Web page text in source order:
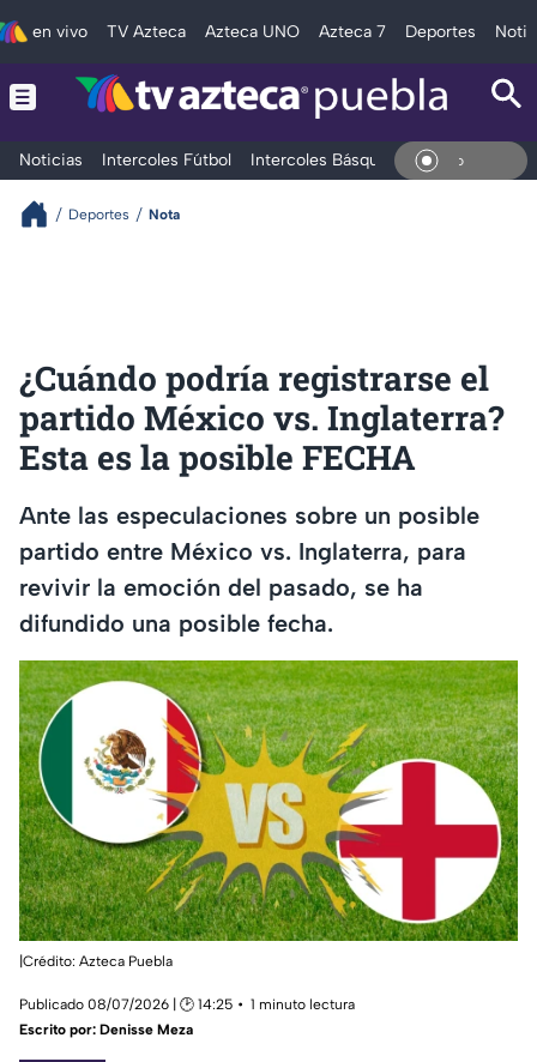
en vivo TV Azteca Azteca UNO Azteca 7 Deportes
Noticias Intercoles Fútbol Intercoles Básquetbol DeportesEn
Deportes Nota
¿Cuándo podría registrarse el
partido México vs. Inglaterra?
Esta es la posible FECHA
Ante las especulaciones sobre un posible
partido entre México vs. Inglaterra, para
revivir la emoción del pasado, se ha
difundido una posible fecha.
|Crédito: Azteca Puebla
Publicado 08/07/2026 | 🕑 14:25
1 minuto lectura
Escrito por: Denisse Meza